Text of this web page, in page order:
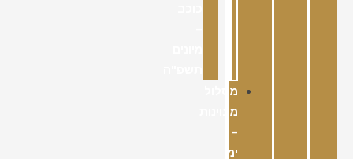
מסלול
מצוינות
–
ימי